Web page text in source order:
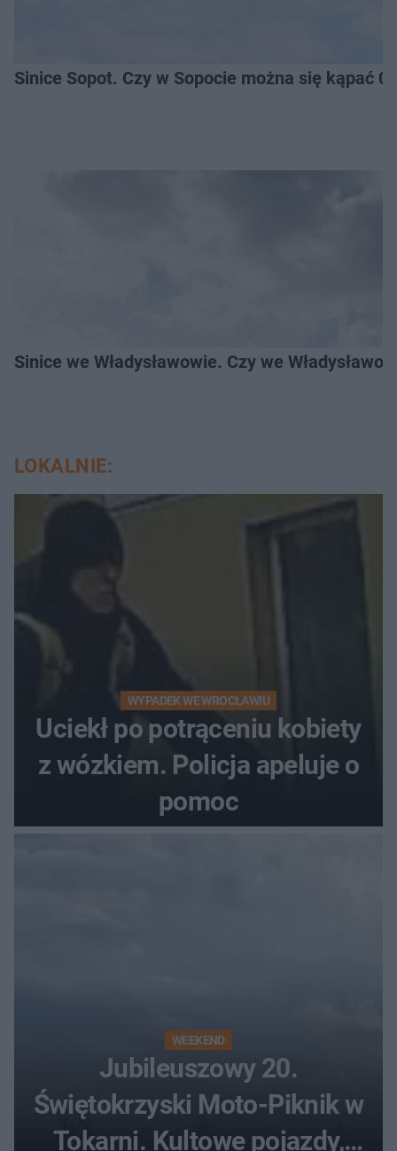
Sinice Sopot. Czy w Sopocie można się kąpać
Sinice we Władysławowie. Czy we
LOKALNIE:
WYPADEK WE WROCŁAWIU
Uciekł po potrąceniu kobiety
z wózkiem. Policja apeluje o
pomoc
WEEKEND
Jubileuszowy 20.
Świętokrzyski Moto-Piknik w
Tokarni. Kultowe pojazdy,